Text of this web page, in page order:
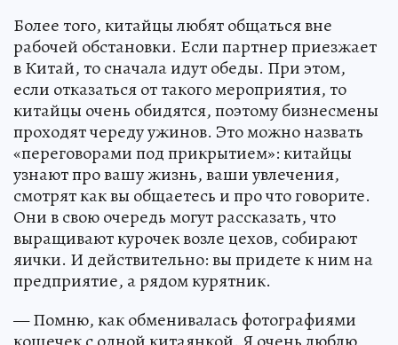
Более того, китайцы любят общаться вне
рабочей обстановки. Если партнер приезжает
в Китай, то сначала идут обеды. При этом,
если отказаться от такого мероприятия, то
китайцы очень обидятся, поэтому бизнесмены
проходят череду ужинов. Это можно назвать
«переговорами под прикрытием»: китайцы
узнают про вашу жизнь, ваши увлечения,
смотрят как вы общаетесь и про что говорите.
Они в свою очередь могут рассказать, что
выращивают курочек возле цехов, собирают
яички. И действительно: вы придете к ним на
предприятие, а рядом курятник.
— Помню, как обменивалась фотографиями